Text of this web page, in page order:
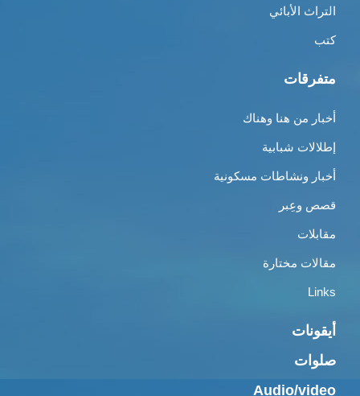
التراث الأبائي
كتب
متفرقات
أخبار من هنا وهناك
إطلالات شبابية
أخبار ونشاطات مسكونية
قصص وعِبر
مقابلات
مقالات مختارة
Links
أيقونات
صلوات
Audio/video